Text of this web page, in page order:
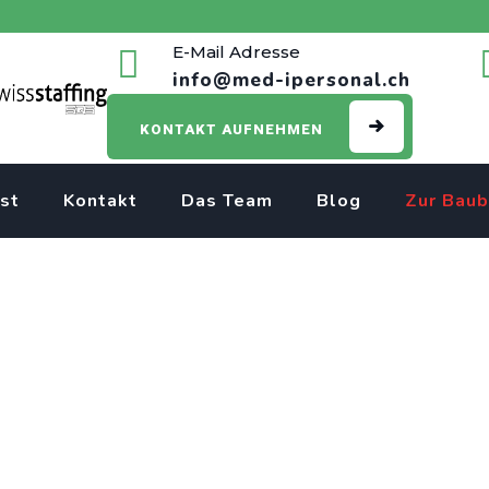
E-Mail Adresse
info@med-ipersonal.ch
KONTAKT AUFNEHMEN
Kontakt Das Team Blog Zur